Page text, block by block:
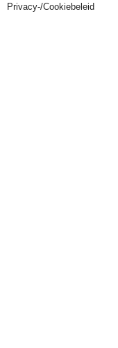
Privacy-/Cookiebeleid